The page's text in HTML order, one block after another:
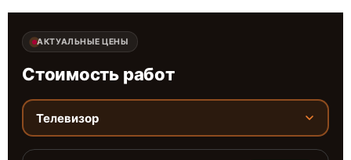
АКТУАЛЬНЫЕ ЦЕНЫ
Стоимость работ
Телевизор